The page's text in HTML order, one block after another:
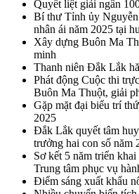
Quyết liệt giải ngân
Bí thư Tỉnh ủy
nhân ái năm 2025 tại
Xây dựng Buôn Ma
minh
Thanh niên Đắk Lắk
Phát động Cuộc thi
Buôn Ma Thuột, giải
Gặp mặt đại biểu trí
2025
Đắk Lắk quyết tâm
trưởng hai con số năm
Sơ kết 5 năm triển
Trung tâm phục vụ
Điểm sáng xuất khẩu